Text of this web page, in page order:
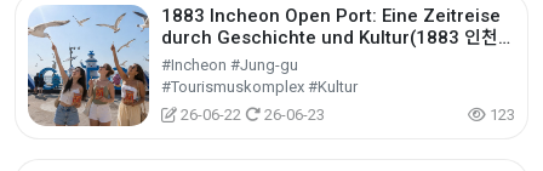
1883 Incheon Open Port: Eine Zeitreise
durch Geschichte und Kultur(1883 인천
개항장 스토리 원데이 투어)
#Incheon #Jung-gu
#Tourismuskomplex #Kultur
26-06-22
26-06-23 123